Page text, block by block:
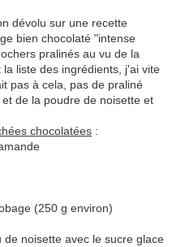
dévolu sur une recette
bien chocolaté "intense
pralinés au vu de la
liste des ingrédients, j'ai vite
pas à cela, pas de praliné
de la poudre de noisette et
chocolatées :
(250 g environ)
noisette avec le sucre glace